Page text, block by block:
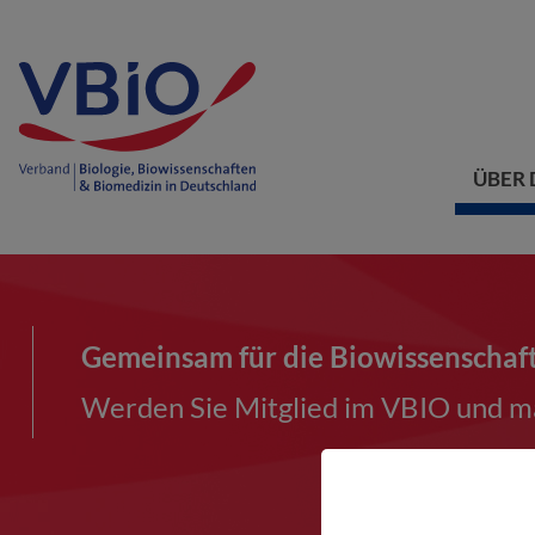
ÜBER
Gemeinsam für die
Werden Sie Mitglied im VBIO und